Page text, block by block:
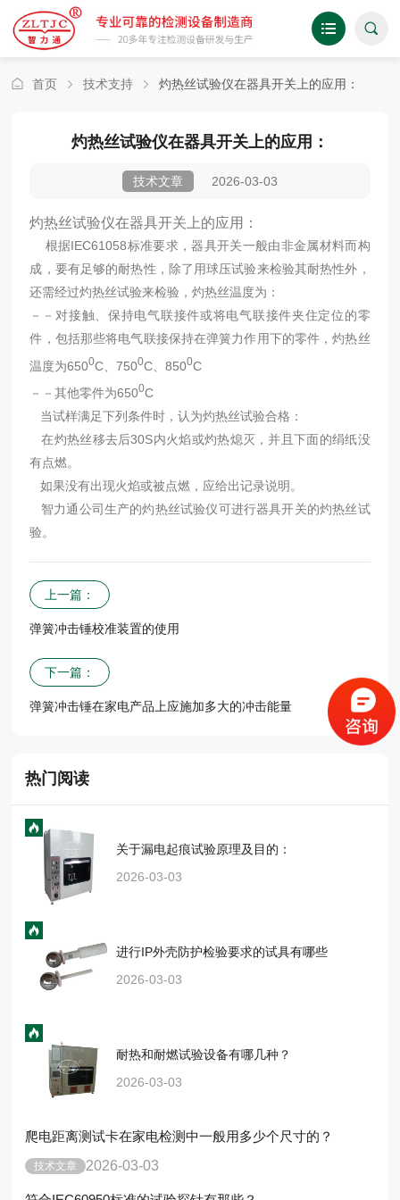
首页 技术支持 灼热丝试验仪在器具开关上的应用：
灼热丝试验仪在器具开关上的应用：
技术文章 2026-03-03
灼热丝试验仪在器具开关上的应用：
根据IEC61058标准要求，器具开关一般由非金属材料而构
成，要有足够的耐热性，除了用球压试验来检验其耐热性外，
还需经过灼热丝试验来检验，灼热丝温度为：
－－对接触、保持电气联接件或将电气联接件夹住定位的零
件，包括那些将电气联接保持在弹簧力作用下的零件，灼热丝
温度为6500C、7500C、8500C
－－其他零件为6500C
当试样满足下列条件时，认为灼热丝试验合格：
在灼热丝移去后30S内火焰或灼热熄灭，并且下面的绢纸没
有点燃。
如果没有出现火焰或被点燃，应给出记录说明。
智力通公司生产的灼热丝试验仪可进行器具开关的灼热丝试
验。
上一篇：
弹簧冲击锤校准装置的使用
下一篇：
弹簧冲击锤在家电产品上应施加多大的冲击能量
热门阅读
关于漏电起痕试验原理及目的：
2026-03-03
进行IP外壳防护检验要求的试具有哪些
2026-03-03
耐热和耐燃试验设备有哪几种？
2026-03-03
爬电距离测试卡在家电检测中一般用多少个尺寸的？
技术文章 2026-03-03